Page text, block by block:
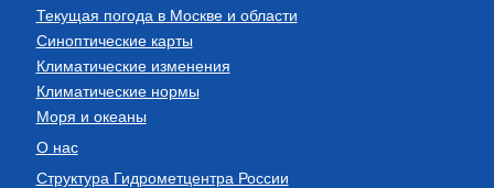
Текущая погода в Москве и области
Синоптические карты
Климатические изменения
Климатические нормы
Моря и океаны
О нас
Структура Гидрометцентра России